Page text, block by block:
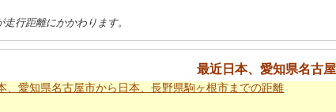
行距離にかかわります。
最近日本、愛知県名古
、愛知県名古屋市から日本、長野県駒ヶ根市までの距離